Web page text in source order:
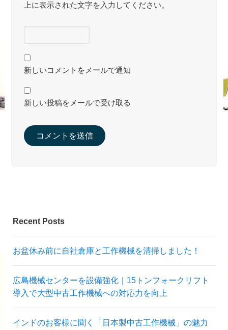
上に表示された文字を入力してください。
新しいコメントをメールで通知
新しい投稿をメールで受け取る
Recent Posts
お盆休み前に自社倉庫と工作機械を清掃しました！
広島機械センターを設備強化｜15トンフォークリフト
導入で大型中古工作機械への対応力を向上
インドのお客様に聞く「日本製中古工作機械」の魅力